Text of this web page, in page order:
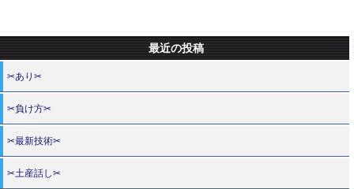
最近の投稿
✂あり✂
✂負け方✂
✂最新技術✂
✂土産話し✂